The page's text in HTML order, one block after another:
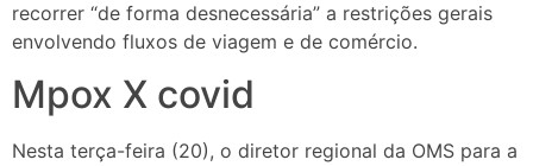
recorrer “de forma desnecessária” a restrições gerais
envolvendo fluxos de viagem e de comércio.
Mpox X covid
Nesta terça-feira (20), o diretor regional da OMS para a